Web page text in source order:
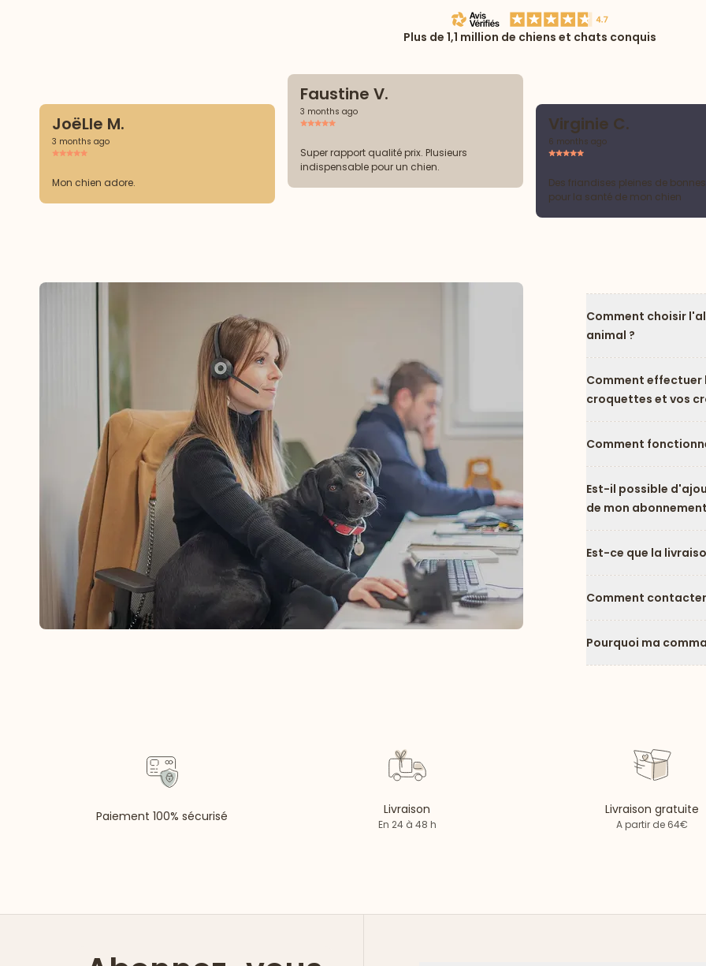
Plus de 1,1 million de chiens et chats conquis
JoëLle M.
3 months ago
Mon chien adore.
Faustine V.
3 months ago
Super rapport qualité prix. Plusieurs
indispensable pour un chien.
Virginie C.
6 months ago
Des friandises pleines de
pour la santé de mon chien
Comment choisir
animal ?
Comment effectuer
croquettes et vos
Comment
Est-il possible
de mon
Est-ce que la
Comment
Pourquoi ma
Paiement 100% sécurisé Livraison
En 24 à 48 h
Livraison gratuite
A partir de 64€